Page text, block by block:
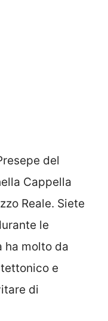
del
Cappella
Reale. Siete
le
ha molto da
e
di